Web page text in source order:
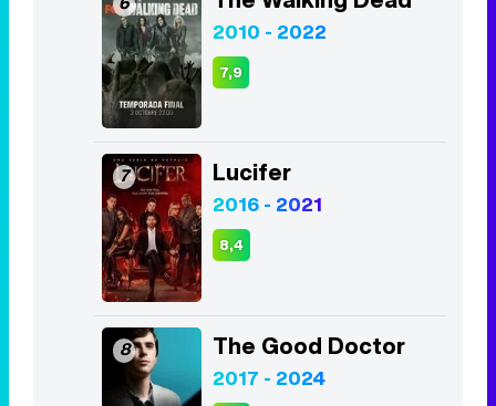
2010 - 2022
7,9
7 Lucifer
2016 - 2021
8,4
8 The Good Doctor
2017 - 2024